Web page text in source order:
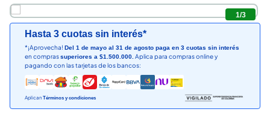
aceite
queso
pollo
carne
1/3
Hasta 3 cuotas sin interés*
*¡Aprovecha! Del 1 de mayo al 31 de agosto paga en 3 cuotas sin interés
en comprassuperiores a $1.500.000. Aplica para compras online y
pagando con las tarjetas de los bancos:
Aplican Términos y condiciones